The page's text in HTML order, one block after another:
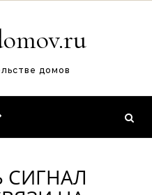
домов
СИГНАЛ